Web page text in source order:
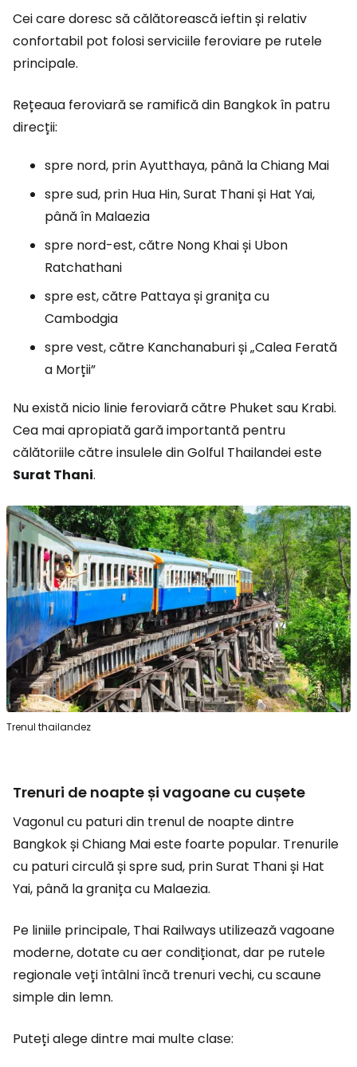
Cei care doresc să călătorească ieftin și relativ
confortabil pot folosi serviciile feroviare pe rutele
principale.
Rețeaua feroviară se ramifică din Bangkok în patru
direcții:
spre nord, prin Ayutthaya, până la Chiang Mai
spre sud, prin Hua Hin, Surat Thani și Hat Yai,
până în Malaezia
spre nord-est, către Nong Khai și Ubon
Ratchathani
spre est, către Pattaya și granița cu
Cambodgia
spre vest, către Kanchanaburi și „Calea Ferată
a Morții”
Nu există nicio linie feroviară către Phuket sau Krabi.
Cea mai apropiată gară importantă pentru
călătoriile către insulele din Golful Thailandei este
Surat Thani.
Trenul thailandez
Trenuri de noapte și vagoane cu cușete
Vagonul cu paturi din trenul de noapte dintre
Bangkok și Chiang Mai este foarte popular. Trenurile
cu paturi circulă și spre sud, prin Surat Thani și Hat
Yai, până la granița cu Malaezia.
Pe liniile principale, Thai Railways utilizează vagoane
moderne, dotate cu aer condiționat, dar pe rutele
regionale veți întâlni încă trenuri vechi, cu scaune
simple din lemn.
Puteți alege dintre mai multe clase: